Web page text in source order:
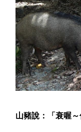
山豬說：「衰喔